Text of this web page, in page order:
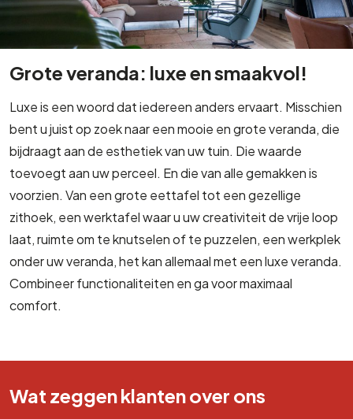
Grote veranda: luxe en smaakvol!
Luxe is een woord dat iedereen anders ervaart. Misschien
bent u juist op zoek naar een mooie en grote veranda, die
bijdraagt aan de esthetiek van uw tuin. Die waarde
toevoegt aan uw perceel. En die van alle gemakken is
voorzien. Van een grote eettafel tot een gezellige
zithoek, een werktafel waar u uw creativiteit de vrije loop
laat, ruimte om te knutselen of te puzzelen, een werkplek
onder uw veranda, het kan allemaal met een luxe veranda.
Combineer functionaliteiten en ga voor maximaal
comfort.
Wat zeggen klanten over ons